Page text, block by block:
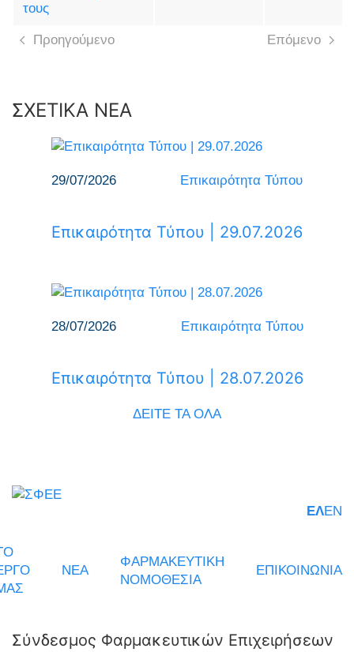
τους
Προηγούμενο Επόμενο
ΣΧΕΤΙΚΑ ΝΕΑ
29/07/2026 Επικαιρότητα Τύπου
Επικαιρότητα Τύπου | 29.07.2026
28/07/2026 Επικαιρότητα Τύπου
Επικαιρότητα Τύπου | 28.07.2026
ΔΕΙΤΕ ΤΑ ΟΛΑ
ΕΛEN
ΝΕΑ
ΦΑΡΜΑΚΕΥΤΙΚΗ
ΝΟΜΟΘΕΣΙΑ
ΕΠΙΚΟΙΝΩΝΙΑ
Σύνδεσμος Φαρμακευτικών Επιχειρήσεων